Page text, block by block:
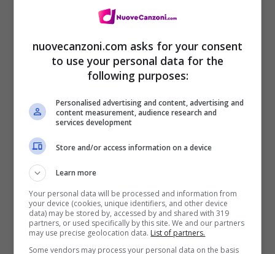
Le canzoni di Mogol Battisti in
versione rock New Era, album in
uscita oggi: tracce e copertina
nuovecanzoni.com asks for your consent
to use your personal data for the
following purposes:
Personalised advertising and content, advertising and
content measurement, audience research and
services development
Store and/or access information on a device
Learn more
Your personal data will be processed and information from
your device (cookies, unique identifiers, and other device
data) may be stored by, accessed by and shared with 319
partners, or used specifically by this site. We and our partners
may use precise geolocation data. List of partners.
Some vendors may process your personal data on the basis